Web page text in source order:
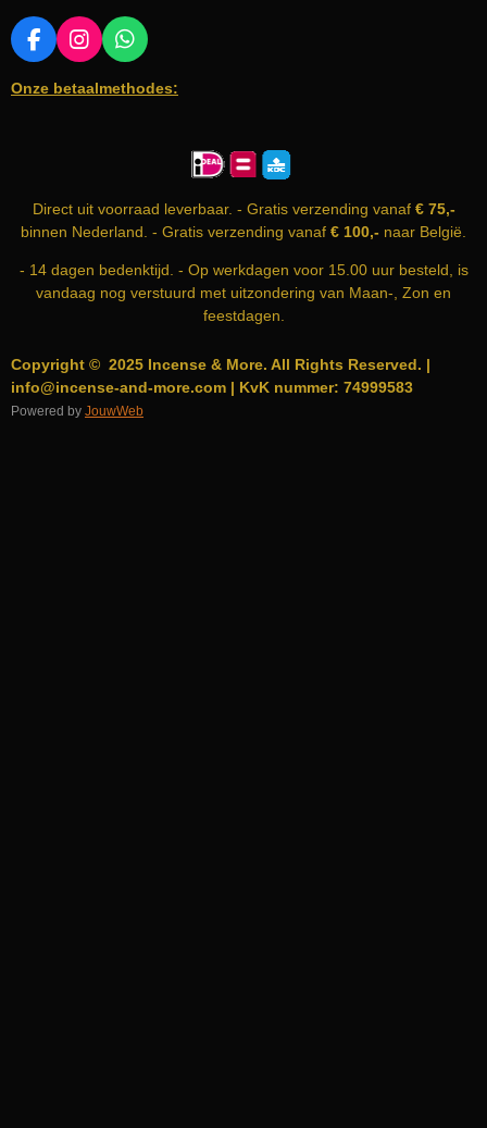
F
C
I
S
M
W
A
Onze betaalmethodes:
Direct uit voorraad leverbaar. - Gratis verzending vanaf€ 75,-
binnen Nederland. - Gratis verzending vanaf € 100,- naar België.
- 14 dagen bedenktijd. - Op werkdagen voor 15.00 uur besteld, is
vandaag nog verstuurd met uitzondering van Maan-, Zon en
feestdagen.
Copyright © 2025 Incense & More. All Rights Reserved. |
info@incense-and-more.com | KvK nummer: 74999583
Powered by JouwWeb